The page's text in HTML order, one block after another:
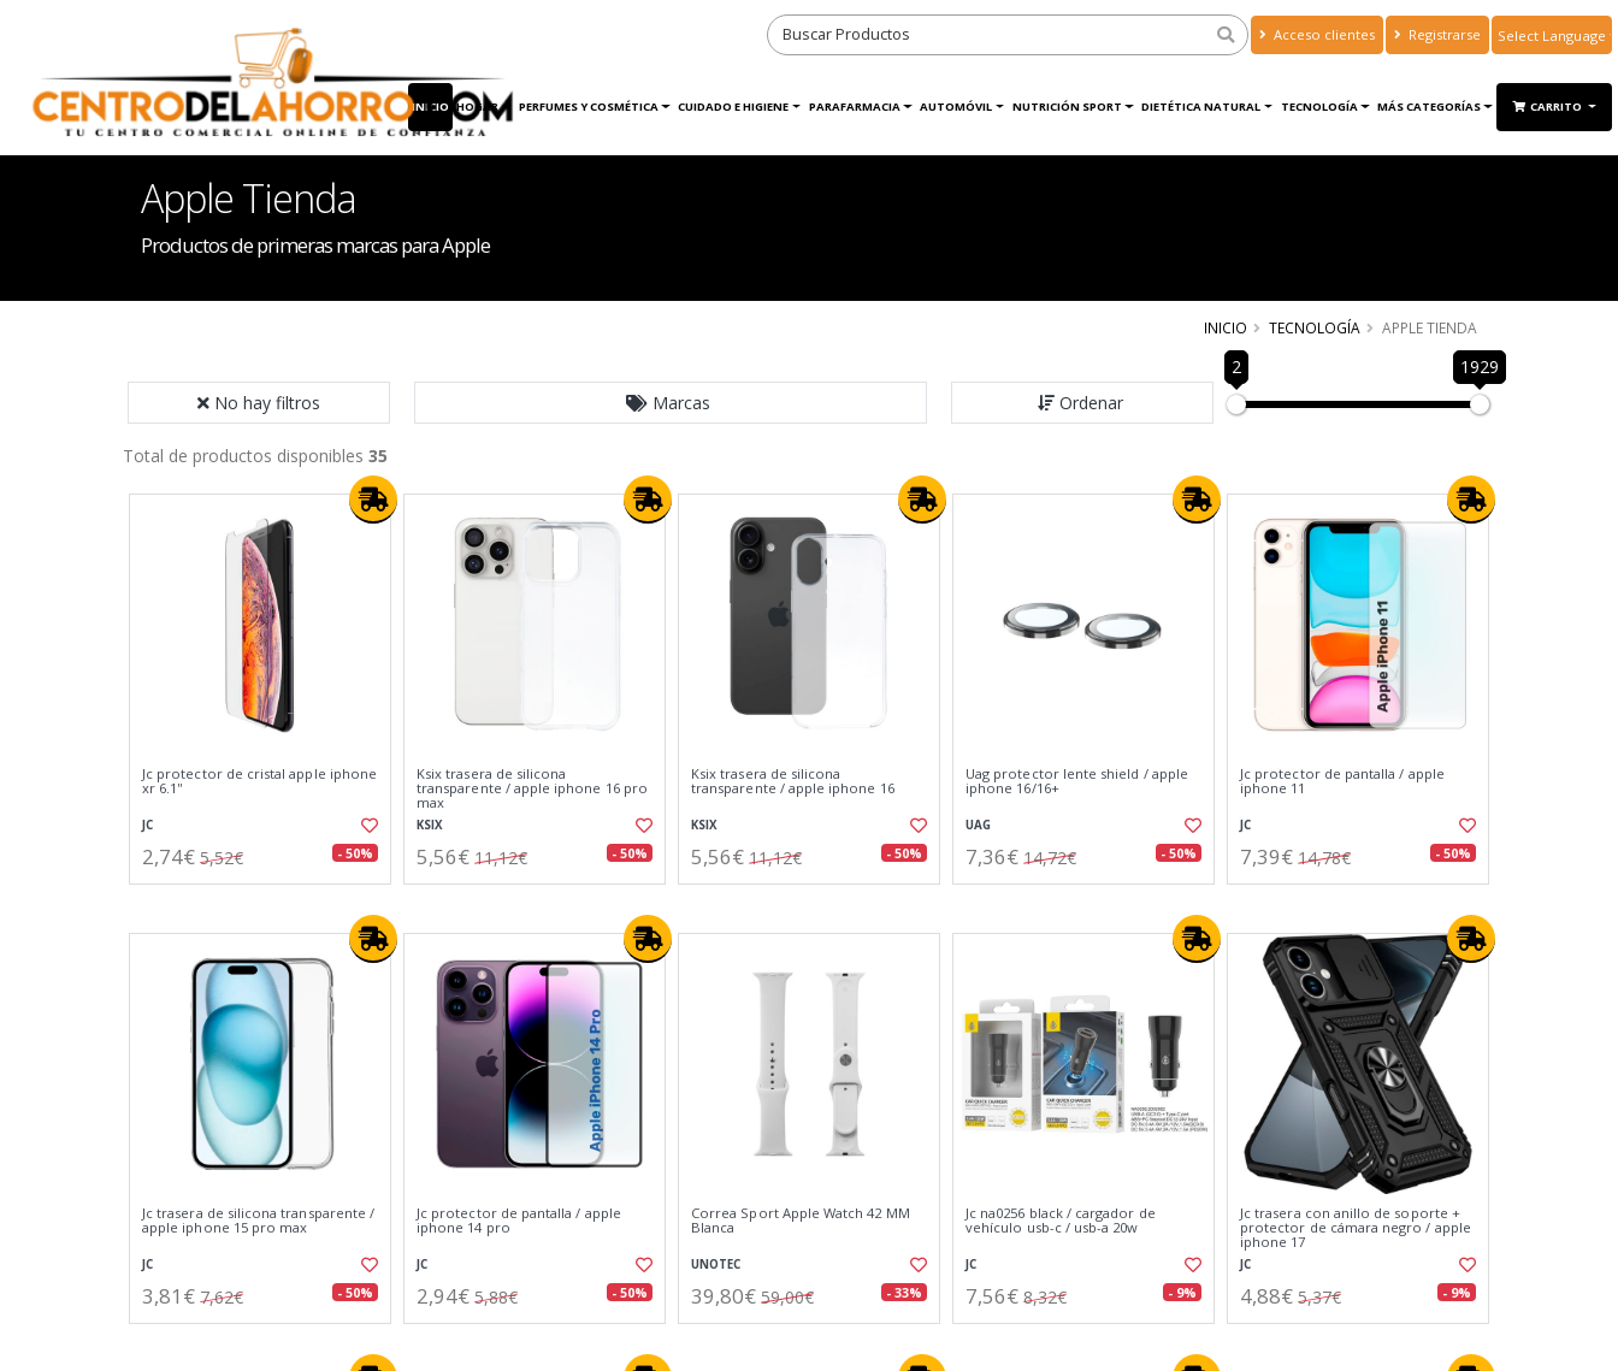
Acceso clientes Registrarse
Translate
INICIO HOGAR PERFUMES Y COSMÉTICA CUIDADO E HIGIENE PARAFARMACIA AUTOMÓVIL NUTRICIÓN SPORT DIETÉTICA NATURAL TECNOLOGÍA MÁS CATEGORÍAS CARRITO
Apple Tienda
Productos de primeras marcas para Apple
INICIO TECNOLOGÍA APPLE TIENDA
No hay filtros Marcas Ordenar
2 1929
Total de productos disponibles 35
Jc protector de cristal apple iphone
xr 6.1''
JC
2,74€ 5,52€ - 50%
Ksix trasera de silicona
transparente / apple iphone 16 pro
max
KSIX
5,56€ 11,12€ - 50%
Ksix trasera de silicona
transparente / apple iphone 16
KSIX
5,56€ 11,12€ - 50%
Uag protector lente shield / apple
iphone 16/16+
UAG
7,36€ 14,72€ - 50%
Jc protector de pantalla / apple
iphone 11
JC
7,39€ 14,78€ - 50%
Jc trasera de silicona transparente /
apple iphone 15 pro max
JC
3,81€ 7,62€ - 50%
Jc protector de pantalla / apple
iphone 14 pro
JC
2,94€ 5,88€ - 50%
Correa Sport Apple Watch 42 MM
Blanca
UNOTEC
39,80€ 59,00€ - 33%
Jc na0256 black / cargador de
vehículo usb-c / usb-a 20w
JC
7,56€ 8,32€ - 9%
Jc trasera con anillo de soporte +
protector de cámara negro / apple
iphone 17
JC
4,88€ 5,37€ - 9%